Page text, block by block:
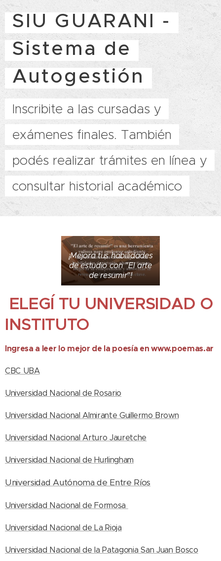
SIU GUARANI -
Sistema de
Autogestión
Inscribite a las cursadas y
exámenes finales. También
podés realizar trámites en línea y
consultar historial académico
¡Mejora tus habilidades
de estudio con "El arte
de resumir"!
ELEGÍ TU UNIVERSIDAD O
INSTITUTO
Ingresa a leer lo mejor de la poesía en www.poemas.ar
CBC UBA
Universidad Nacional de Rosario
Universidad Nacional Almirante Guillermo Brown
Universidad Nacional Arturo Jauretche
Universidad Nacional de Hurlingham
Universidad Autónoma de Entre Ríos
Universidad Nacional de Formosa
Universidad Nacional de La Rioja
Universidad Nacional de la Patagonia San Juan Bosco